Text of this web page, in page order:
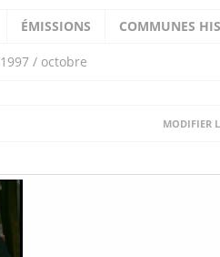
ÉMISSIONS COMMUNES
1997 / octobre
MODIFIER